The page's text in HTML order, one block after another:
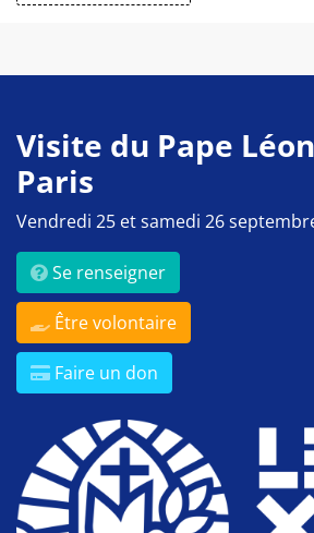
Visite du Pape
Paris
Vendredi 25 et samedi 26
Se renseigner
Être volontaire
Faire un don